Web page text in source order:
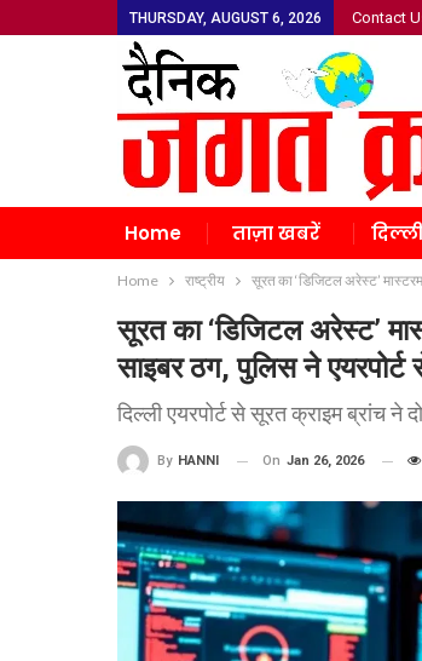
THURSDAY, AUGUST 6, 2026 Contact
Home ताज़ा खबरें
Home राष्ट्रीय सूरत का ‘डिजिटल अरेस्ट’
सूरत का ‘डिजिटल अरेस्ट’
साइबर ठग, पुलिस ने एयरपोर्ट
दिल्ली एयरपोर्ट से सूरत क्राइम ब्रांच ने
By HANNI On Jan 26, 2026